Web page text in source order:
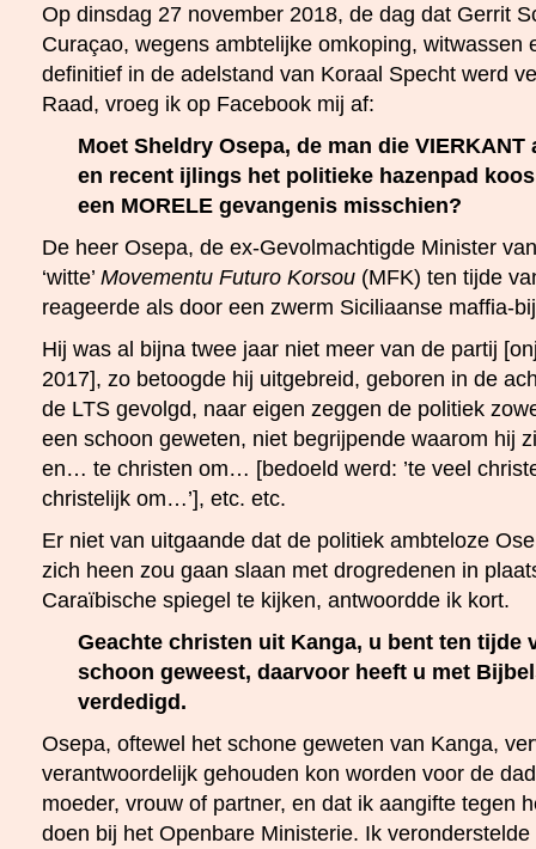
Op dinsdag 27 november 2018, de dag dat Gerrit
Curaçao, wegens ambtelijke omkoping, witwassen
definitief in de adelstand van Koraal Specht werd
Raad, vroeg ik op Facebook mij af:
Moet Sheldry Osepa, de man die
en recent ijlings het politieke hazenpad
een MORELE gevangenis misschien?
De heer Osepa, de ex-Gevolmachtigde Minister
‘witte’ Movementu Futuro Korsou (MFK) ten tijde
reageerde als door een zwerm Siciliaanse maffia-
Hij was al bijna twee jaar niet meer van de partij
2017], zo betoogde hij uitgebreid, geboren in de
de LTS gevolgd, naar eigen zeggen de politiek
een schoon geweten, niet begrijpende waarom hij
en… te christen om… [bedoeld werd: ’te veel
christelijk om…’], etc. etc.
Er niet van uitgaande dat de politiek ambteloze
zich heen zou gaan slaan met drogredenen in
Caraïbische spiegel te kijken, antwoordde ik kort.
Geachte christen uit Kanga, u bent ten tijde
schoon geweest, daarvoor heeft u met
verdedigd.
Osepa, oftewel het schone geweten van Kanga,
verantwoordelijk gehouden kon worden voor de
moeder, vrouw of partner, en dat ik aangifte tegen
doen bij het Openbare Ministerie. Ik